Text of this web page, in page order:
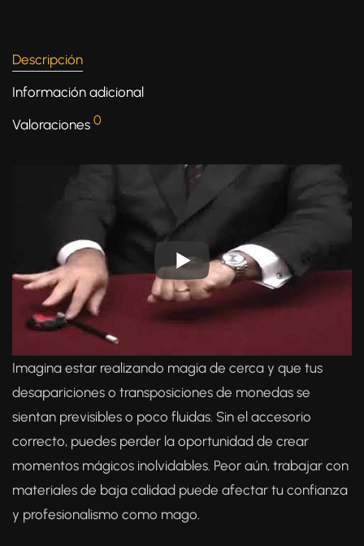
Descripción
Información adicional
Valoraciones 0
Imagina estar realizando magia de cerca y que tus
desapariciones o transposiciones de monedas se
sientan previsibles o poco fluidas. Sin el accesorio
correcto, puedes perder la oportunidad de crear
momentos mágicos inolvidables. Peor aún, trabajar con
materiales de baja calidad puede afectar tu confianza
y profesionalismo como mago.